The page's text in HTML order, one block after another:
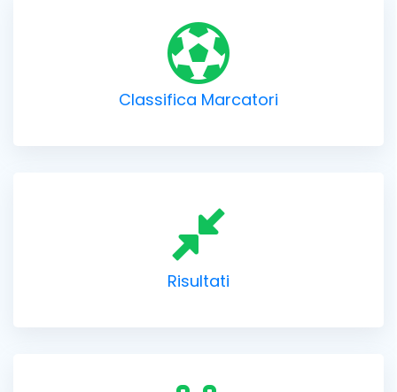
Classifica Marcatori
Risultati